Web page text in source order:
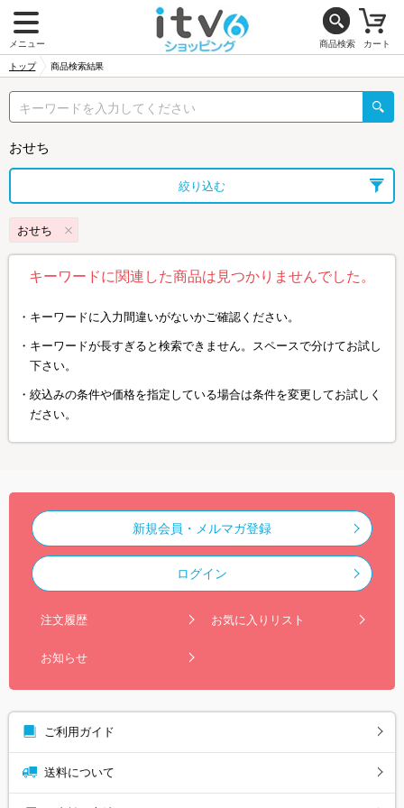
メニュー 商品検索 カート
トップ 商品検索結果
おせち
絞り込む
おせち
キーワードに関連した商品は見つかりませんでした。
キーワードに入力間違いがないかご確認ください。
キーワードが長すぎると検索できません。スペースで分けてお試し
下さい。
絞込みの条件や価格を指定している場合は条件を変更してお試しく
ださい。
新規会員・メルマガ登録
ログイン
注文履歴 お気に入りリスト
お知らせ
ご利用ガイド
送料について